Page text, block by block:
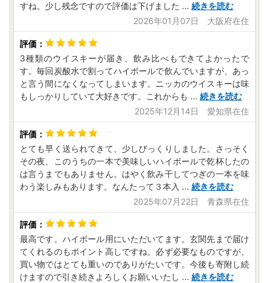
すね。少し残念ですので評価は下げました ... 続きを読む
2026年01月07日 大阪府在住
3種類のウイスキーが届き、飲み比べもできてよかったで
す。毎回炭酸水で割ってハイボールで飲んでいますが、あっ
と言う間になくなってしまいます。ニッカのウイスキーは味
もしっかりしていて大好きです。これからも ... 続きを読む
2025年12月14日 愛知県在住
とても早く送られてきて、少しびっくりしました。さっそく
その夜、このうちの一本で美味しいハイボールで乾杯したの
は言うまでもありません。はやく飲み干してつぎの一本を味
わう楽しみもあります。なんたって３本入 ... 続きを読む
2025年07月22日 青森県在住
最高です。ハイボール用にいただいてます。玄関先まで届け
てくれるのもポイント高しですね。必ず必要なものですが、
買い物ではとても重いのでありがたいです。今後も寄附し続
けますので引き続きよろしくお願いいたし ... 続きを読む